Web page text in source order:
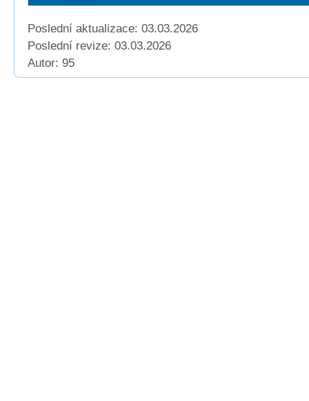
Poslední aktualizace: 03.03.2026
Poslední revize: 03.03.2026
Autor: 95